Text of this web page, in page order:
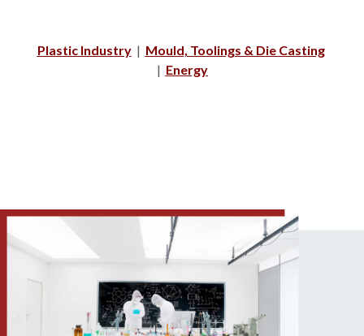
Plastic Industry| Mould, Toolings & Die Casting
| Energy